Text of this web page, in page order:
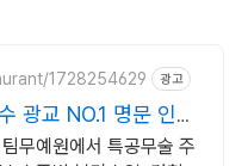
1728254629 광고
광교 NO.1 명문 인기
무예원에서 특공무술 주